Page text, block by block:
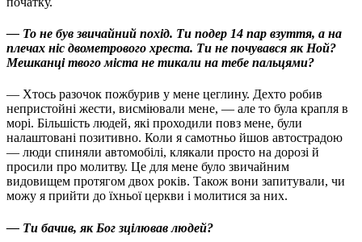
— То не був звичайний похід. Ти подер 14 пар взуття, а на
плечах ніс двометрового хреста. Ти не почувався як Ной?
Мешканці твого міста не тикали на тебе пальцями?
— Хтось разочок пожбурив у мене цеглину. Дехто робив
непристойні жести, висміювали мене, — але то була крапля в
морі. Більшість людей, які проходили повз мене, були
налаштовані позитивно. Коли я самотньо йшов автострадою
— люди спиняли автомобілі, клякали просто на дорозі й
просили про молитву. Це для мене було звичайним
видовищем протягом двох років. Також вони запитували, чи
можу я прийти до їхньої церкви і молитися за них.
— Ти бачив, як Бог зцілював людей?